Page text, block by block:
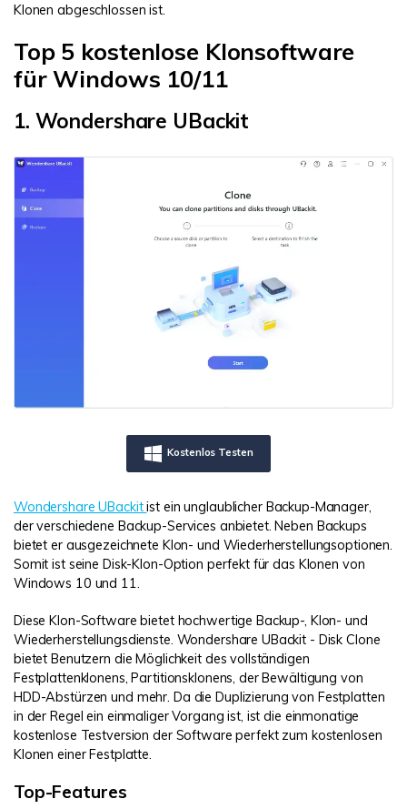
Klonen abgeschlossen ist.
Top 5 kostenlose Klonsoftware
für Windows 10/11
1. Wondershare UBackit
Kostenlos Testen
Wondershare UBackitist ein unglaublicher Backup-Manager,
der verschiedene Backup-Services anbietet. Neben Backups
bietet er ausgezeichnete Klon- und Wiederherstellungsoptionen.
Somit ist seine Disk-Klon-Option perfekt für das Klonen von
Windows 10 und 11.
Diese Klon-Software bietet hochwertige Backup-, Klon- und
Wiederherstellungsdienste. Wondershare UBackit - Disk Clone
bietet Benutzern die Möglichkeit des vollständigen
Festplattenklonens, Partitionsklonens, der Bewältigung von
HDD-Abstürzen und mehr. Da die Duplizierung von Festplatten
in der Regel ein einmaliger Vorgang ist, ist die einmonatige
kostenlose Testversion der Software perfekt zum kostenlosen
Klonen einer Festplatte.
Top-Features